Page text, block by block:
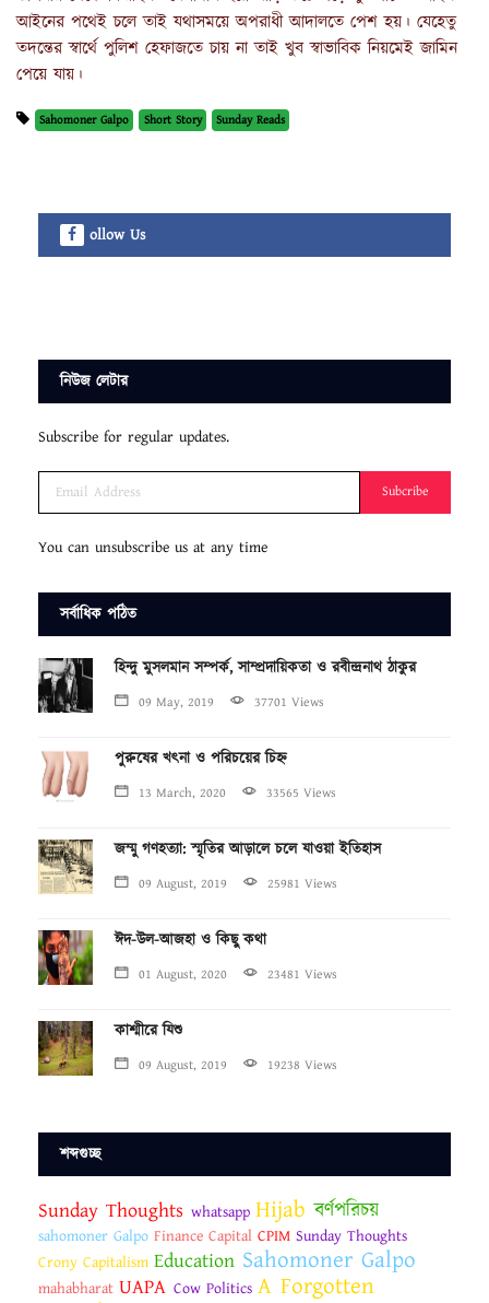
আইনের পথেই চলে তাই যথাসময়ে অপরাধী আদালতে পেশ হয়। যেহেতু
তদন্তের স্বার্থে পুলিশ হেফাজতে চায় না তাই খুব স্বাভাবিক নিয়মেই জামিন
পেয়ে যায়।
Sahomoner Galpo Short Story Sunday Reads
ollow Us
নিউজ লেটার
Subscribe for regular updates.
Subcribe
You can unsubscribe us at any time
সর্বাধিক পঠিত
হিন্দু মুসলমান সম্পর্ক, সাম্প্রদায়িকতা ও রবীন্দ্রনাথ ঠাকুর
09 May, 2019 37701 Views
পুরুষের খৎনা ও পরিচয়ের চিহ্ন
13 March, 2020 33565 Views
জম্মু গণহত্যা: স্মৃতির আড়ালে চলে যাওয়া ইতিহাস
09 August, 2019 25981 Views
ঈদ-উল-আজহা ও কিছু কথা
01 August, 2020 23481 Views
কাশ্মীরে যিশু
09 August, 2019 19238 Views
শব্দগুচ্ছ
Sunday Thoughts whatsapp Hijabবর্ণপরিচয়
sahomoner Galpo Finance Capital CPIM Sunday Thoughts
Crony Capitalism Education Sahomoner Galpo
mahabharat UAPA Cow Politics A Forgotten